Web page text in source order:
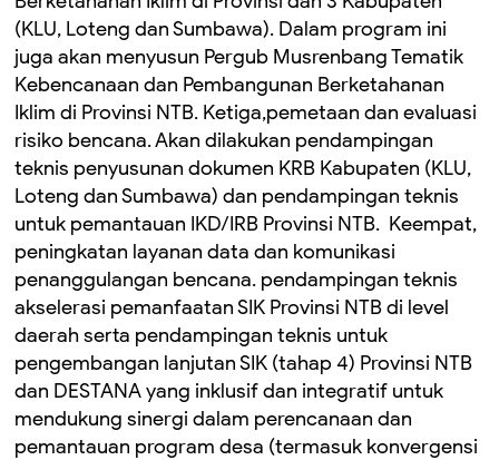
(KLU, Loteng dan Sumbawa). Dalam program ini
juga akan menyusun Pergub Musrenbang Tematik
Kebencanaan dan Pembangunan Berketahanan
Iklim di Provinsi NTB. ‎Ketiga,pemetaan dan evaluasi
risiko bencana. Akan dilakukan pendampingan
teknis penyusunan dokumen KRB Kabupaten (KLU,
Loteng dan Sumbawa) dan pendampingan teknis
untuk pemantauan IKD/IRB Provinsi NTB. ‎ ‎Keempat,
peningkatan layanan data dan komunikasi
penanggulangan bencana. pendampingan teknis
akselerasi pemanfaatan SIK Provinsi NTB di level
daerah serta pendampingan teknis untuk
pengembangan lanjutan SIK (tahap 4) Provinsi NTB
dan DESTANA yang inklusif dan integratif untuk
mendukung sinergi dalam perencanaan dan
pemantauan program desa (termasuk konvergensi